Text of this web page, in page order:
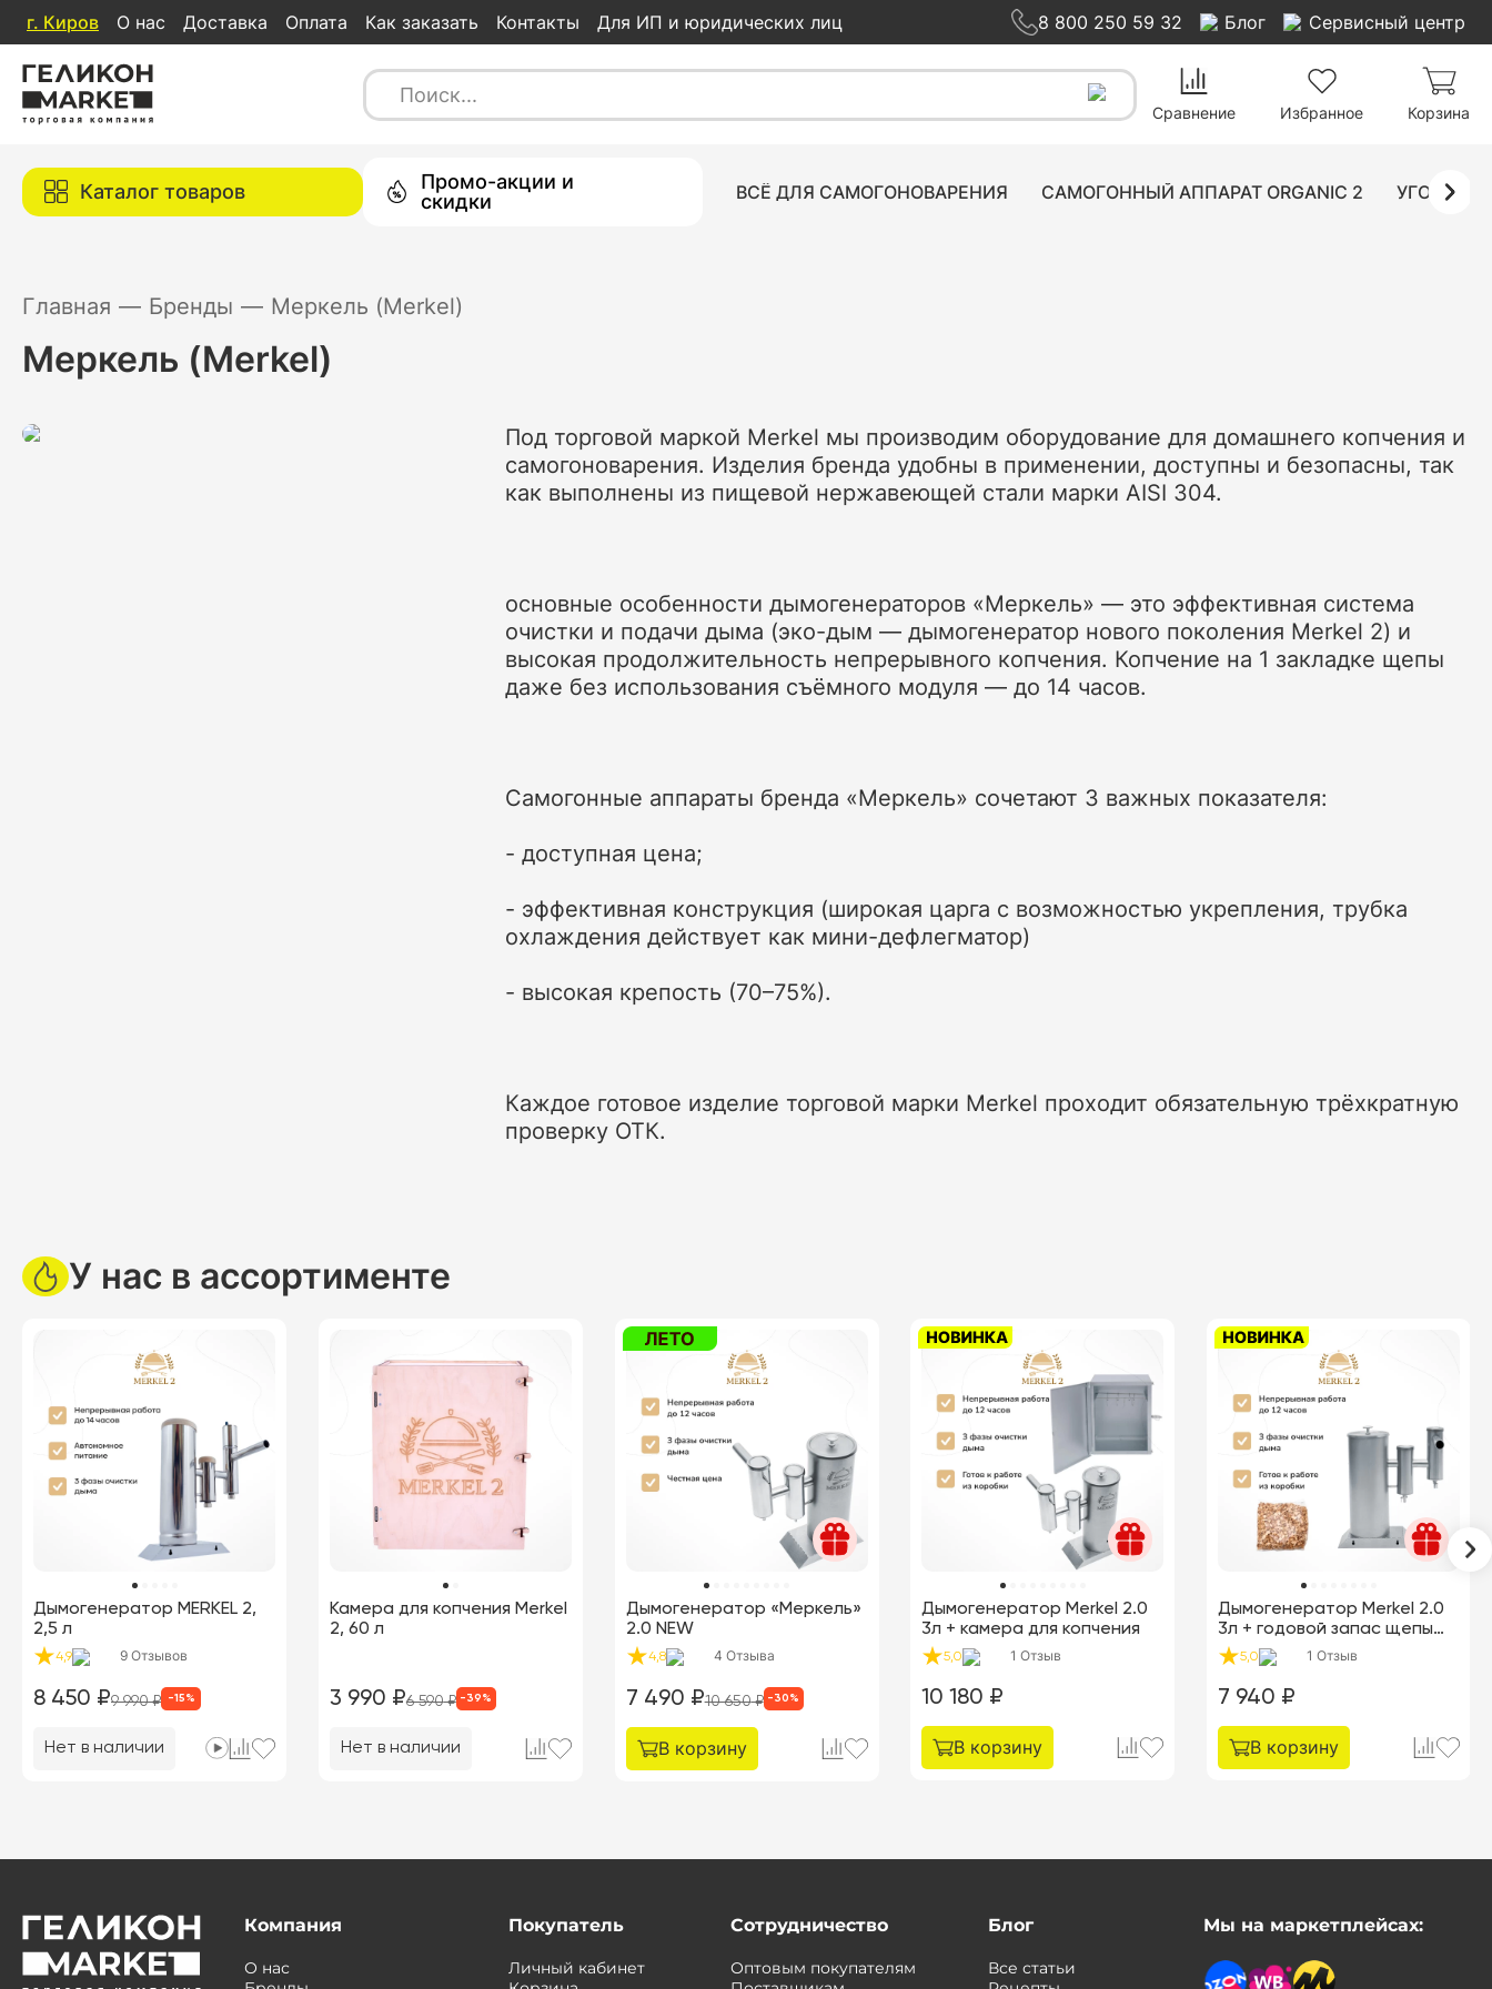
г. Киров О нас Доставка Оплата Как заказать Контакты Для ИП и юридических лиц 8 800 250 59 32 Блог Сервисный центр
Сравнение Избранное Корзина
Каталог товаров
Промо-акции и
скидки
ВСЁ ДЛЯ САМОГОНОВАРЕНИЯ САМОГОННЫЙ АППАРАТ ORGANIC 2
Главная — Бренды — Меркель (Merkel)
Меркель (Merkel)
Под торговой маркой Merkel мы производим оборудование для домашнего копчения и
самогоноварения. Изделия бренда удобны в применении, доступны и безопасны, так
как выполнены из пищевой нержавеющей стали марки AISI 304.
основные особенности дымогенераторов «Меркель» — это эффективная система
очистки и подачи дыма (эко-дым — дымогенератор нового поколения Merkel 2) и
высокая продолжительность непрерывного копчения. Копчение на 1 закладке щепы
даже без использования съёмного модуля — до 14 часов.
Самогонные аппараты бренда «Меркель» сочетают 3 важных показателя:
- доступная цена;
- эффективная конструкция (широкая царга с возможностью укрепления, трубка
охлаждения действует как мини-дефлегматор)
- высокая крепость (70–75%).
Каждое готовое изделие торговой марки Merkel проходит обязательную трёхкратную
проверку ОТК.
У нас в ассортименте
Дымогенератор MERKEL 2,
2,5 л
4,9 9 Отзывов
8 450 ₽9 990₽ -15 %
Нет в наличии
Камера для копчения Merkel
2, 60 л
3 990 ₽6 590₽ - 39 %
Нет в наличии
Дымогенератор «Меркель»
2.0 NEW
4,8 4 Отзыва
7 490 ₽10 650₽ - 30 %
В корзину
Дымогенератор Merkel 2.0
3л + камера для копчения
5,0 1 Отзыв
10 180 ₽
В корзину
Дымогенератор Merkel 2.0
3л + годовой запас щепы
Ольхи (2 кг)
5,0 1 Отзыв
7 940 ₽
В корзину
Компания
О нас
Покупатель
Личный кабинет
Сотрудничество
Оптовым покупателям
Блог
Все статьи
Мы на маркетплейсах: